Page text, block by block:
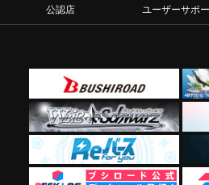
公認店
ユーザーサポ